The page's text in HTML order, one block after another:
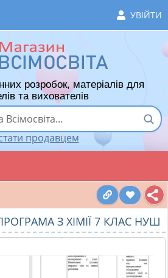
УВІЙТИ
розробок, матеріалів для
та вихователів
продавцем
З ХІМІЇ 7 КЛАС НУШ